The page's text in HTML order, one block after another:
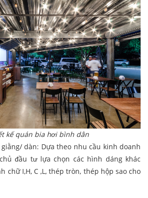
kế quán bia hơi bình dân
dàn: Dựa theo nhu cầu kinh doanh
đầu tư lựa chọn các hình dáng khác
chữ I,H, C ,L, thép tròn, thép hộp sao cho